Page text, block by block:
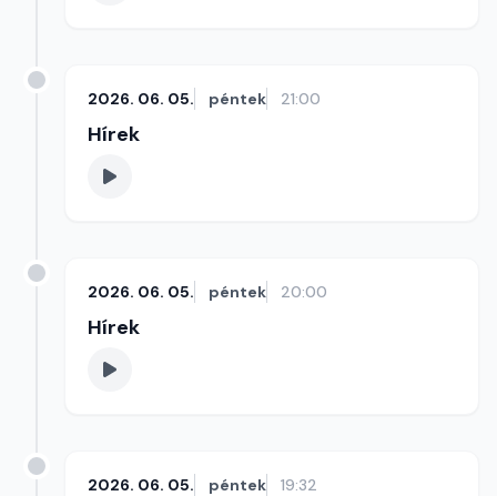
2026. 06. 05. péntek 21:00
Hírek
2026. 06. 05. péntek 20:00
Hírek
2026. 06. 05. péntek 19:32